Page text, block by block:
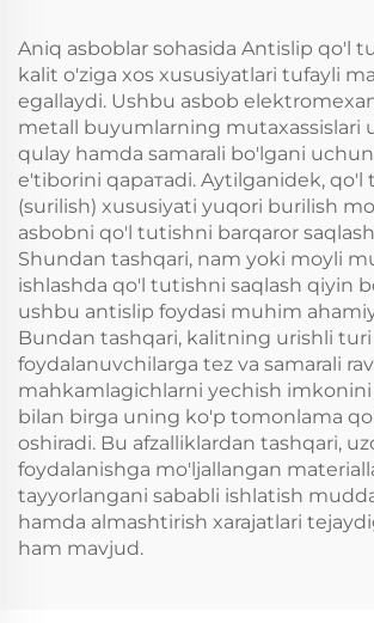
Aniq asboblar sohasida Antislip qo'l
kalit o'ziga xos xususiyatlari tufayli
egallaydi. Ushbu asbob
metall buyumlarning mutaxassislari
qulay hamda samarali bo'lgani
e'tiborini qаратadi. Aytilganidek,
(surilish) xususiyati yuqori burilish
asbobni qo'l tutishni barqaror
Shundan tashqari, nam yoki moyli
ishlashda qo'l tutishni saqlash qiyin
ushbu antislip foydasi muhim
Bundan tashqari, kalitning urishli turi
foydalanuvchilarga tez va samarali
mahkamlagichlarni yechish imkonini
bilan birga uning ko'p tomonlama
oshiradi. Bu afzalliklardan tashqari,
foydalanishga mo'ljallangan
tayyorlangani sababli ishlatish
hamda almashtirish xarajatlari
ham mavjud.